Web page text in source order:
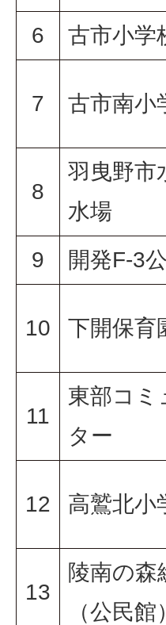
6
古市小学
7 古市南小
8
羽曳野市
水場
9 開発F-3
10 下開保育
11
東部コミ
ター
12 高鷲北小
13
陵南の森
（公民館）